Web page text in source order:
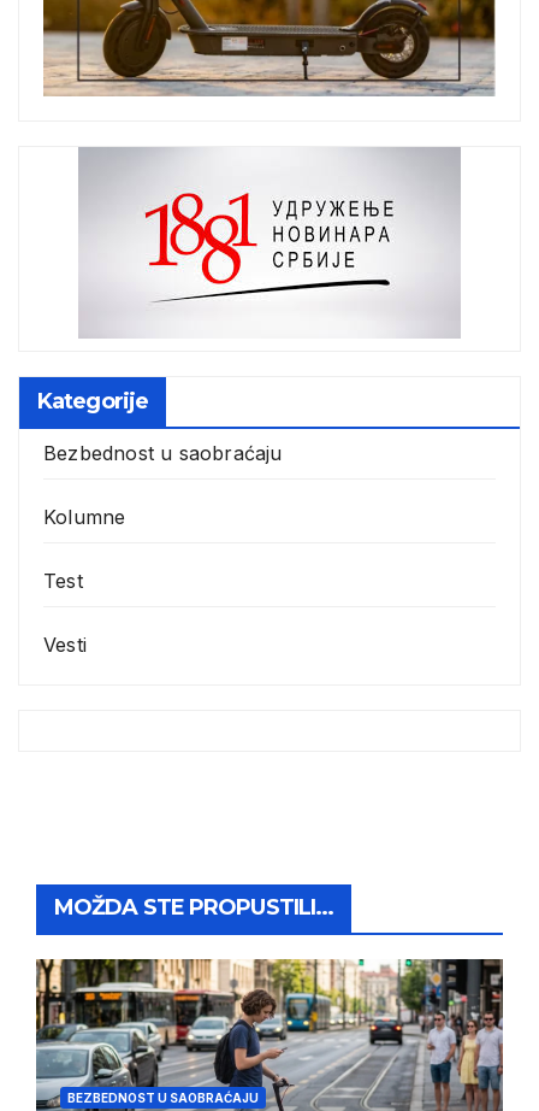
Kategorije
Bezbednost u saobraćaju
Kolumne
Test
Vesti
MOŽDA STE PROPUSTILI...
BEZBEDNOST U SAOBRAĆAJU